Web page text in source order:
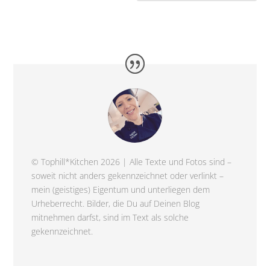
© Tophill*Kitchen 2026 | Alle Texte und Fotos sind –
soweit nicht anders gekennzeichnet oder verlinkt –
mein (geistiges) Eigentum und unterliegen dem
Urheberrecht. Bilder, die Du auf Deinen Blog
mitnehmen darfst, sind im Text als solche
gekennzeichnet.